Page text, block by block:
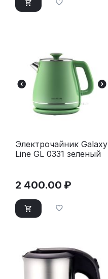
Электрочайник Galaxy
Line GL 0331 зеленый
2 400.00 ₽